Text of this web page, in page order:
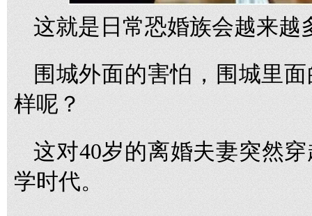
这就是日常恐婚族会越来越
围城外面的害怕，围城里
样呢？
这对40岁的离婚夫妻突然
学时代。